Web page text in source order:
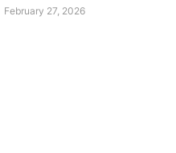
February 27, 2026